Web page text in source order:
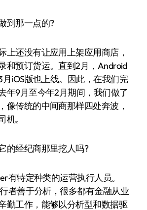
到那一点的?
上还没有让应用上架应用商店，
和预订货运。直到2月，Android
iOS版也上线。因此，在我们完
年9月至今年2月期间，我们做了
像传统的中间商那样四处奔波，
机。
的经纪商那里挖人吗?
有特定种类的运营执行人员。
者善于分析，很多都有金融从业
勤工作，能够以分析型和数据驱